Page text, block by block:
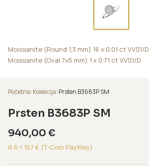
Moissanite (Round 1,3 mm) 16 x 0,01 ct VVS1/D
Moissanite (Oval 7x5 mm) 1 x 0,71 ct VVS1/D
Početna/Kolekcija/Prsten B3683P SM
Prsten B3683P SM
940,00 €
ili 6 × 157 € (T-Com PayWay)